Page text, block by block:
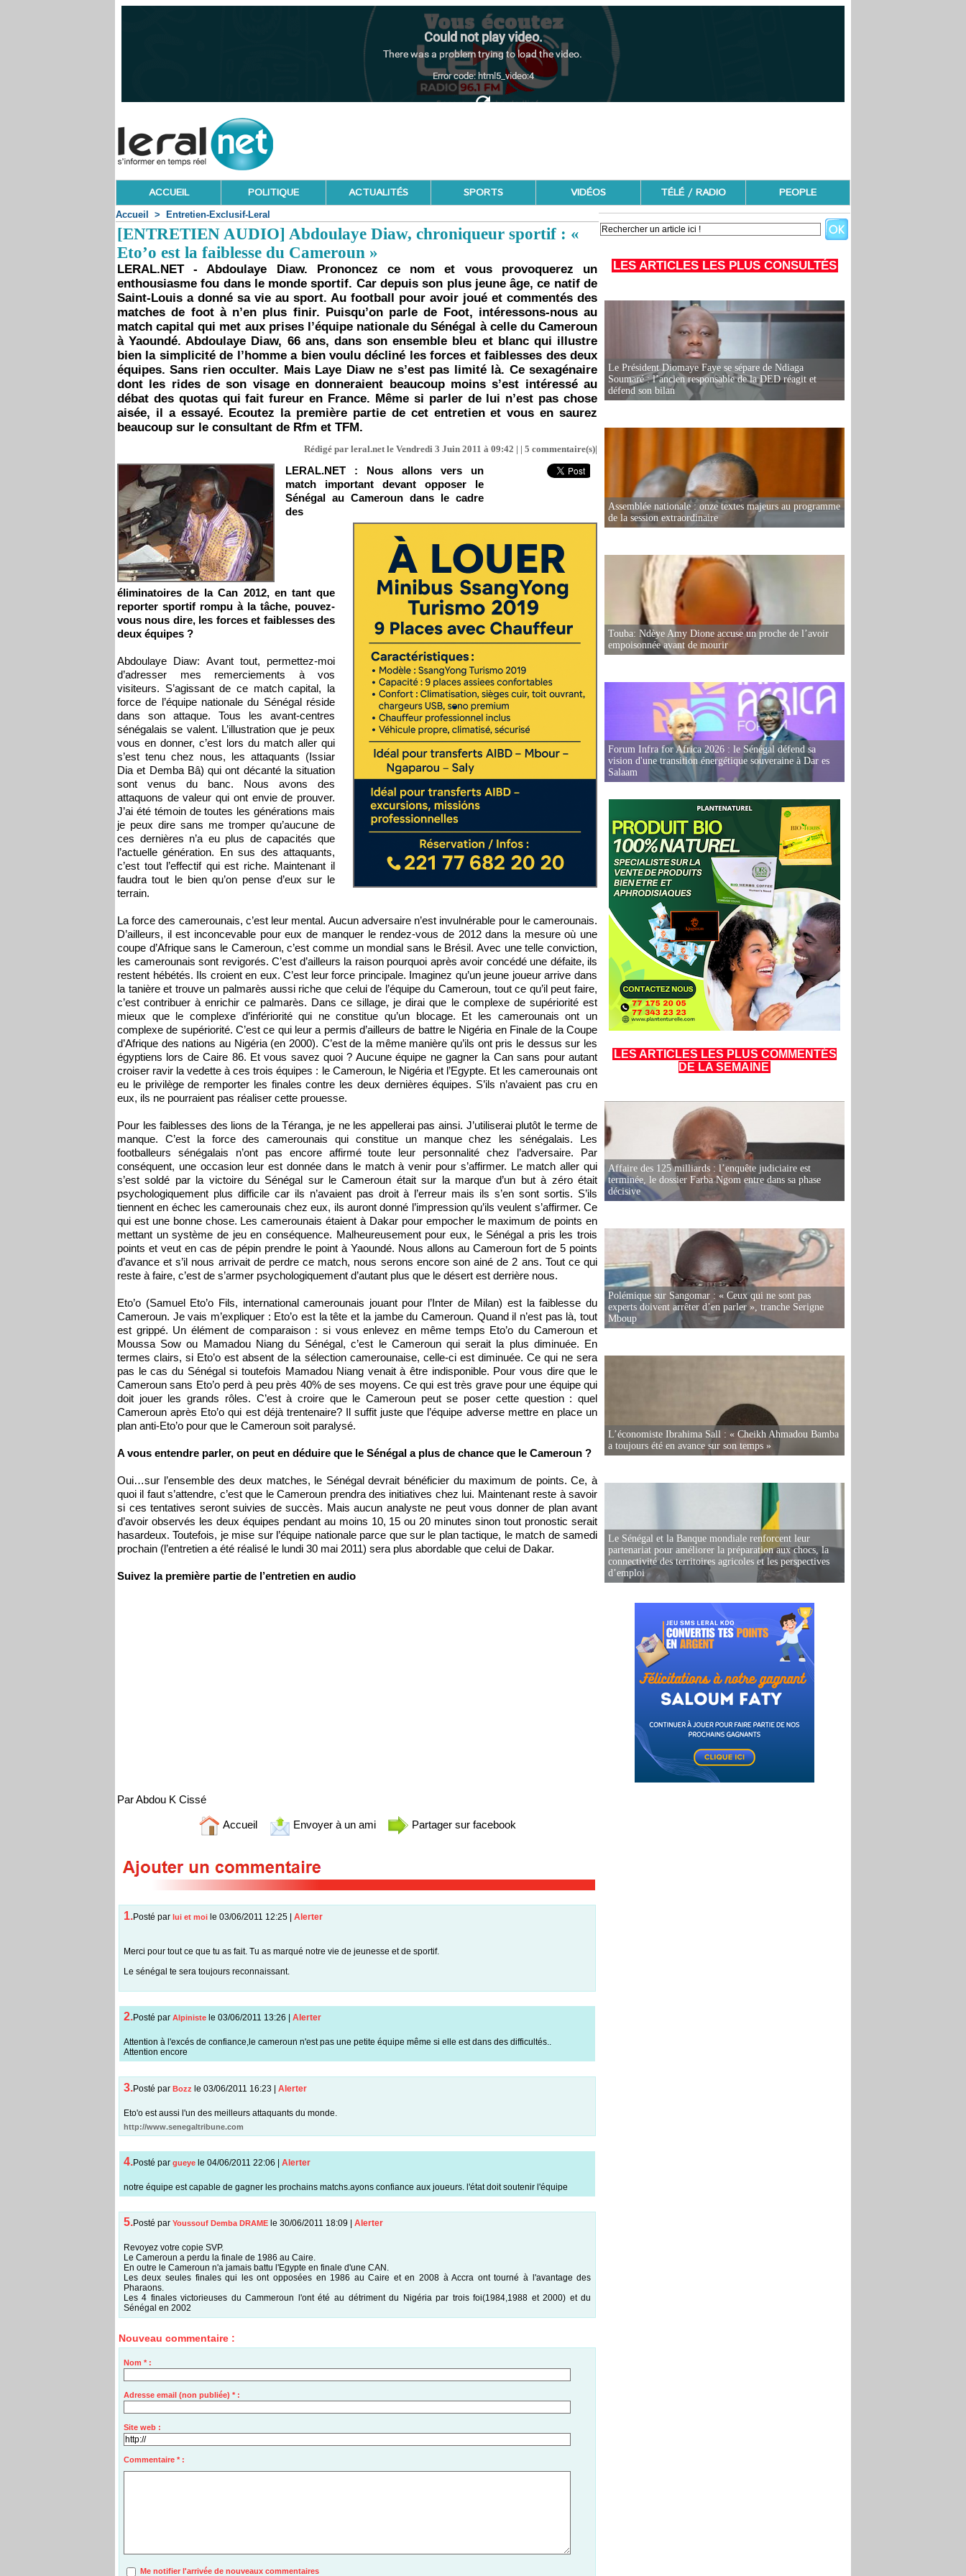
ACCUEIL POLITIQUE ACTUALITÉS SPORTS VIDÉOS TÉLÉ / RADIO PEOPLE
Accueil > Entretien-Exclusif-Leral
[ENTRETIEN AUDIO] Abdoulaye Diaw, chroniqueur sportif : «
Eto’o est la faiblesse du Cameroun »
LERAL.NET - Abdoulaye Diaw. Prononcez ce nom et vous provoquerez un
enthousiasme fou dans le monde sportif. Car depuis son plus jeune âge, ce natif de
Saint-Louis a donné sa vie au sport. Au football pour avoir joué et commentés des
matches de foot à n’en plus finir. Puisqu’on parle de Foot, intéressons-nous au
match capital qui met aux prises l’équipe nationale du Sénégal à celle du Cameroun
à Yaoundé. Abdoulaye Diaw, 66 ans, dans son ensemble bleu et blanc qui illustre
bien la simplicité de l’homme a bien voulu décliné les forces et faiblesses des deux
équipes. Sans rien occulter. Mais Laye Diaw ne s’est pas limité là. Ce sexagénaire
dont les rides de son visage en donneraient beaucoup moins s’est intéressé au
débat des quotas qui fait fureur en France. Même si parler de lui n’est pas chose
aisée, il a essayé. Ecoutez la première partie de cet entretien et vous en saurez
beaucoup sur le consultant de Rfm et TFM.
Rédigé par leral.net le Vendredi 3 Juin 2011 à 09:42 | | 5 commentaire(s)|
LERAL.NET : Nous allons vers un
match important devant opposer le
Sénégal au Cameroun dans le cadre
des
éliminatoires de la Can 2012, en tant que
reporter sportif rompu à la tâche, pouvez-
vous nous dire, les forces et faiblesses des
deux équipes ?
Abdoulaye Diaw: Avant tout, permettez-moi
d’adresser mes remerciements à vos
visiteurs. S’agissant de ce match capital, la
force de l’équipe nationale du Sénégal réside
dans son attaque. Tous les avant-centres
sénégalais se valent. L’illustration que je peux
vous en donner, c’est lors du match aller qui
s’est tenu chez nous, les attaquants (Issiar
Dia et Demba Bâ) qui ont décanté la situation
sont venus du banc. Nous avons des
attaquons de valeur qui ont envie de prouver.
J’ai été témoin de toutes les générations mais
je peux dire sans me tromper qu’aucune de
ces dernières n’a eu plus de capacités que
l’actuelle génération. En sus des attaquants,
c’est tout l’effectif qui est riche. Maintenant il
faudra tout le bien qu’on pense d’eux sur le
terrain.
La force des camerounais, c’est leur mental. Aucun adversaire n’est invulnérable pour le camerounais.
D’ailleurs, il est inconcevable pour eux de manquer le rendez-vous de 2012 dans la mesure où une
coupe d’Afrique sans le Cameroun, c’est comme un mondial sans le Brésil. Avec une telle conviction,
les camerounais sont revigorés. C’est d’ailleurs la raison pourquoi après avoir concédé une défaite, ils
restent hébétés. Ils croient en eux. C’est leur force principale. Imaginez qu’un jeune joueur arrive dans
la tanière et trouve un palmarès aussi riche que celui de l’équipe du Cameroun, tout ce qu’il peut faire,
c’est contribuer à enrichir ce palmarès. Dans ce sillage, je dirai que le complexe de supériorité est
mieux que le complexe d’infériorité qui ne constitue qu’un blocage. Et les camerounais ont un
complexe de supériorité. C’est ce qui leur a permis d’ailleurs de battre le Nigéria en Finale de la Coupe
d’Afrique des nations au Nigéria (en 2000). C’est de la même manière qu’ils ont pris le dessus sur les
égyptiens lors de Caire 86. Et vous savez quoi ? Aucune équipe ne gagner la Can sans pour autant
croiser ravir la vedette à ces trois équipes : le Cameroun, le Nigéria et l’Egypte. Et les camerounais ont
eu le privilège de remporter les finales contre les deux dernières équipes. S’ils n’avaient pas cru en
eux, ils ne pourraient pas réaliser cette prouesse.
Pour les faiblesses des lions de la Téranga, je ne les appellerai pas ainsi. J’utiliserai plutôt le terme de
manque. C’est la force des camerounais qui constitue un manque chez les sénégalais. Les
footballeurs sénégalais n’ont pas encore affirmé toute leur personnalité chez l’adversaire. Par
conséquent, une occasion leur est donnée dans le match à venir pour s’affirmer. Le match aller qui
s’est soldé par la victoire du Sénégal sur le Cameroun était sur la marque d’un but à zéro était
psychologiquement plus difficile car ils n’avaient pas droit à l’erreur mais ils s’en sont sortis. S’ils
tiennent en échec les camerounais chez eux, ils auront donné l’impression qu’ils veulent s’affirmer. Ce
qui est une bonne chose. Les camerounais étaient à Dakar pour empocher le maximum de points en
mettant un système de jeu en conséquence. Malheureusement pour eux, le Sénégal a pris les trois
points et veut en cas de pépin prendre le point à Yaoundé. Nous allons au Cameroun fort de 5 points
d’avance et s’il nous arrivait de perdre ce match, nous serons encore son ainé de 2 ans. Tout ce qui
reste à faire, c’est de s’armer psychologiquement d’autant plus que le désert est derrière nous.
Eto’o (Samuel Eto’o Fils, international camerounais jouant pour l’Inter de Milan) est la faiblesse du
Cameroun. Je vais m’expliquer : Eto’o est la tête et la jambe du Cameroun. Quand il n’est pas là, tout
est grippé. Un élément de comparaison : si vous enlevez en même temps Eto’o du Cameroun et
Moussa Sow ou Mamadou Niang du Sénégal, c’est le Cameroun qui serait la plus diminuée. En
termes clairs, si Eto’o est absent de la sélection camerounaise, celle-ci est diminuée. Ce qui ne sera
pas le cas du Sénégal si toutefois Mamadou Niang venait à être indisponible. Pour vous dire que le
Cameroun sans Eto’o perd à peu près 40% de ses moyens. Ce qui est très grave pour une équipe qui
doit jouer les grands rôles. C’est à croire que le Cameroun peut se poser cette question : quel
Cameroun après Eto’o qui est déjà trentenaire? Il suffit juste que l’équipe adverse mettre en place un
plan anti-Eto’o pour que le Cameroun soit paralysé.
A vous entendre parler, on peut en déduire que le Sénégal a plus de chance que le Cameroun ?
Oui…sur l’ensemble des deux matches, le Sénégal devrait bénéficier du maximum de points. Ce, à
quoi il faut s’attendre, c’est que le Cameroun prendra des initiatives chez lui. Maintenant reste à savoir
si ces tentatives seront suivies de succès. Mais aucun analyste ne peut vous donner de plan avant
d’avoir observés les deux équipes pendant au moins 10, 15 ou 20 minutes sinon tout pronostic serait
hasardeux. Toutefois, je mise sur l’équipe nationale parce que sur le plan tactique, le match de samedi
prochain (l’entretien a été réalisé le lundi 30 mai 2011) sera plus abordable que celui de Dakar.
Suivez la première partie de l’entretien en audio
Par Abdou K Cissé
Accueil Envoyer à un ami Partager sur facebook
1.Posté par lui et moi le 03/06/2011 12:25 | Alerter
Merci pour tout ce que tu as fait. Tu as marqué notre vie de jeunesse et de sportif.
Le sénégal te sera toujours reconnaissant.
2.Posté par Alpiniste le 03/06/2011 13:26 Alerter
Attention à l'excés de confiance,le cameroun n'est pas une petite équipe même si elle est dans des difficultés..
Attention encore
3.Posté par Bozz le 03/06/2011 16:23 | Alerter
Eto'o est aussi l'un des meilleurs attaquants du monde.
http://www.senegaltribune.com
4.Posté par gueye le 04/06/2011 22:06 Alerter
notre équipe est capable de gagner les prochains matchs.ayons confiance aux joueurs. l'état doit soutenir l'équipe
5.Posté par Youssouf Demba DRAME le 30/06/2011 18:09 Alerter
Revoyez votre copie SVP.
Le Cameroun a perdu la finale de 1986 au Caire.
En outre le Cameroun n'a jamais battu l'Egypte en finale d'une CAN.
Les deux seules finales qui les ont opposées en 1986 au Caire et en 2008 à Accra ont tourné à l'avantage des
Pharaons.
Les 4 finales victorieuses du Cammeroun l'ont été au détriment du Nigéria par trois foi(1984,1988 et 2000) et du
Sénégal en 2002
Nouveau commentaire :
Nom * :
Adresse email (non publiée) * :
Site web :
Commentaire * :
Me notifier l'arrivée de nouveaux commentaires
LES ARTICLES LES PLUS CONSULTÉS
Le Président Diomaye Faye se sépare de Ndiaga
Soumaré : l’ancien responsable de la DED réagit et
défend son bilan
Assemblée nationale : onze textes majeurs au programme
de la session extraordinaire
Touba: Ndèye Amy Dione accuse un proche de l’avoir
empoisonnée avant de mourir
Forum Infra for Africa 2026 : le Sénégal défend sa
vision d'une transition énergétique souveraine à Dar es
Salaam
LES ARTICLES LES PLUS COMMENTÉS
DE LA SEMAINE
Affaire des 125 milliards : l’enquête judiciaire est
terminée, le dossier Farba Ngom entre dans sa phase
décisive
Polémique sur Sangomar : « Ceux qui ne sont pas
experts doivent arrêter d’en parler », tranche Serigne
Mboup
L’économiste Ibrahima Sall : « Cheikh Ahmadou Bamba
a toujours été en avance sur son temps »
Le Sénégal et la Banque mondiale renforcent leur
partenariat pour améliorer la préparation aux chocs, la
connectivité des territoires agricoles et les perspectives
d’emploi